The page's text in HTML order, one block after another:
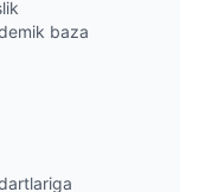
baza